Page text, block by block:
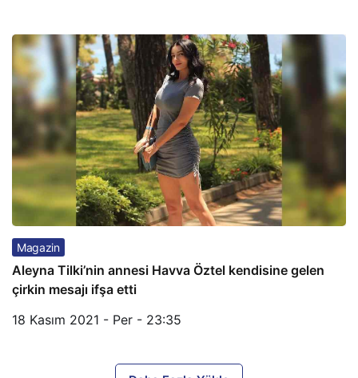
Magazin
Aleyna Tilki’nin annesi Havva Öztel kendisine gelen
çirkin mesajı ifşa etti
18 Kasım 2021 - Per - 23:35